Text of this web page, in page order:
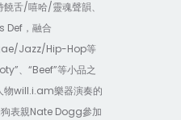
饒舌/嘻哈/靈魂聲韻、
Def，融合
Jazz/Hip-Hop等
、 “Beef”等小品之
物will.i.am樂器演奏的
表親Nate Dogg參加